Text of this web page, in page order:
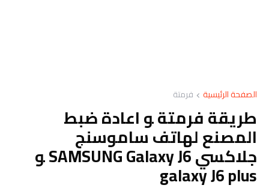
الصفحة الرئيسية فرمتة
طريقة فرمتة ﻮ اعادة ضبط
المصنع ﻟﻬﺎﺗﻒ ﺳﺎﻣﻮﺳﻨﺞ
جلاكسي SAMSUNG Galaxy J6 ﻮ
galaxy J6 plus